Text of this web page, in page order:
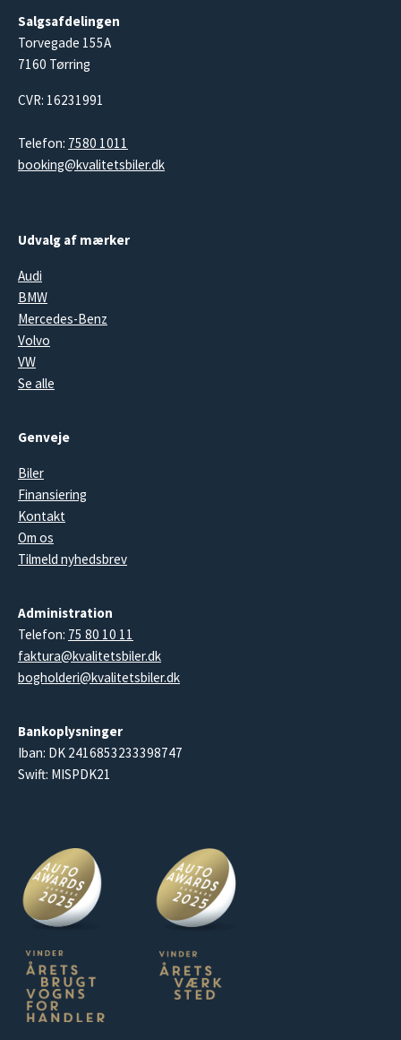
Salgsafdelingen
Torvegade 155A
7160 Tørring
CVR: 16231991
Telefon: 7580 1011
booking@kvalitetsbiler.dk
Udvalg af mærker
Audi
BMW
Mercedes-Benz
Volvo
VW
Se alle
Genveje
Biler
Finansiering
Kontakt
Om os
Tilmeld nyhedsbrev
Administration
Telefon: 75 80 10 11
faktura@kvalitetsbiler.dk
bogholderi@kvalitetsbiler.dk
Bankoplysninger
Iban: DK 2416853233398747
Swift: MISPDK21